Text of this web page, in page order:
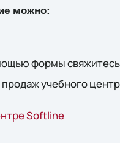
можно:
формы
учебного
Softline